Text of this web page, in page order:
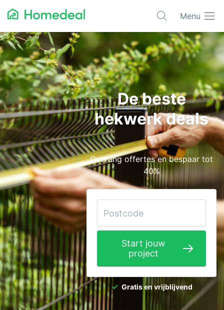
Menu
Populaire projecten
Aannemer
Airco
Alarmsystemen
Architect
Asbest
Bestrating
Cv-ketels
Dakwerken
Elektricien
Gevelwerken
Glas
Hekwerken
De beste
hekwerk deals
Ontvang offertes en bespaar tot
40%
Start jouw
project
Gratis en vrijblijvend